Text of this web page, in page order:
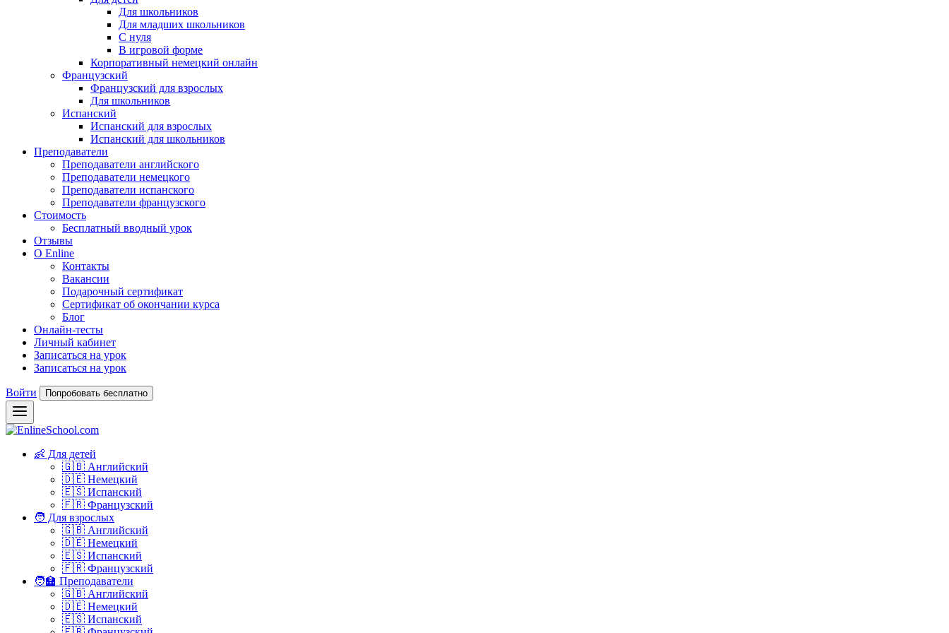
Для школьников
Для младших школьников
С нуля
В игровой форме
Корпоративный немецкий онлайн
Французский
Французский для взрослых
Для школьников
Испанский
Испанский для взрослых
Испанский для школьников
Преподаватели
Преподаватели английского
Преподаватели немецкого
Преподаватели испанского
Преподаватели французского
Стоимость
Бесплатный вводный урок
Отзывы
О Enline
Контакты
Вакансии
Подарочный сертификат
Сертификат об окончании курса
Блог
Онлайн-тесты
Личный кабинет
Записаться на урок
Записаться на урок
Войти Попробовать бесплатно
👶 Для детей
🇬🇧 Английский
🇩🇪 Немецкий
🇪🇸 Испанский
🇫🇷 Французский
🧑 Для взрослых
🇬🇧 Английский
🇩🇪 Немецкий
🇪🇸 Испанский
🇫🇷 Французский
🧑‍🏫 Преподаватели
🇬🇧 Английский
🇩🇪 Немецкий
🇪🇸 Испанский